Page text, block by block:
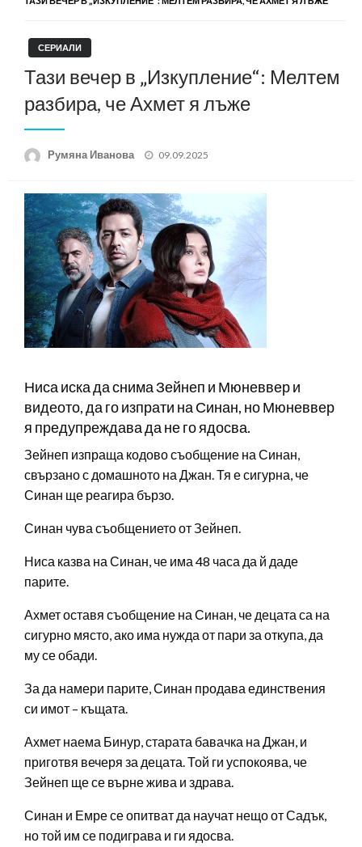
СЕРИАЛИ
Тази вечер в „Изкупление“: Мелтем
разбира, че Ахмет я лъже
Румяна Иванова
Posted
09.09.2025
Ниса иска да снима Зейнеп и Мюневвер и
видеото, да го изпрати на Синан, но Мюневвер
я предупреждава да не го ядосва.
Зейнеп изпраща кодово съобщение на Синан,
свързано с домашното на Джан. Тя е сигурна, че
Синан ще реагира бързо.
Синан чува съобщението от Зейнеп.
Ниса казва на Синан, че има 48 часа да й даде
парите.
Ахмет оставя съобщение на Синан, че децата са на
сигурно място, ако има нужда от пари за откупа, да
му се обади.
За да намери парите, Синан продава единствения
си имот – къщата.
Ахмет наема Бинур, старата бавачка на Джан, и
приготвя вечеря за децата. Той ги успокоява, че
Зейнеп ще се върне жива и здрава.
Синан и Емре се опитват да научат нещо от Садък,
но той им се подиграва и ги ядосва.